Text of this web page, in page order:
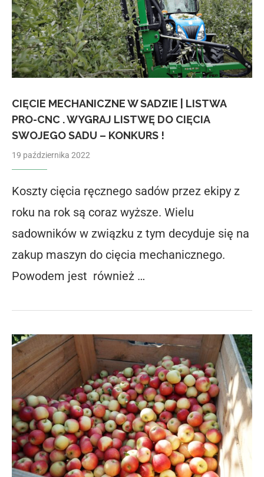
CIĘCIE MECHANICZNE W SADZIE | LISTWA
PRO-CNC . WYGRAJ LISTWĘ DO CIĘCIA
SWOJEGO SADU – KONKURS !
19 października 2022
Koszty cięcia ręcznego sadów przez ekipy z
roku na rok są coraz wyższe. Wielu
sadowników w związku z tym decyduje się na
zakup maszyn do cięcia mechanicznego.
Powodem jest również …